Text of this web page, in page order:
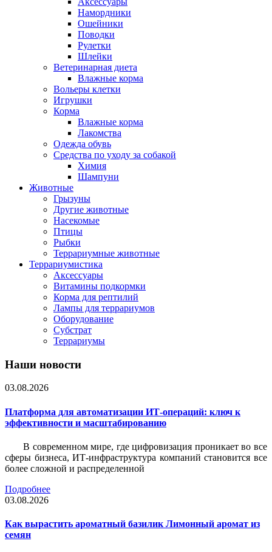
Намордники
Ошейники
Поводки
Рулетки
Шлейки
Ветеринарная диета
Влажные корма
Вольеры клетки
Игрушки
Корма
Влажные корма
Лакомства
Одежда обувь
Средства по уходу за собакой
Химия
Шампуни
Животные
Грызуны
Другие животные
Насекомые
Птицы
Рыбки
Террариумные животные
Террариумистика
Аксессуары
Витамины подкормки
Корма для рептилий
Лампы для террариумов
Оборудование
Субстрат
Террариумы
Наши новости
03.08.2026
Платформа для автоматизации ИТ-операций: ключ к
эффективности и масштабированию
В современном мире, где цифровизация проникает во все
сферы бизнеса, ИТ-инфраструктура компаний становится все
более сложной и распределенной
Подробнее
03.08.2026
Как вырастить ароматный базилик Лимонный аромат из
семян